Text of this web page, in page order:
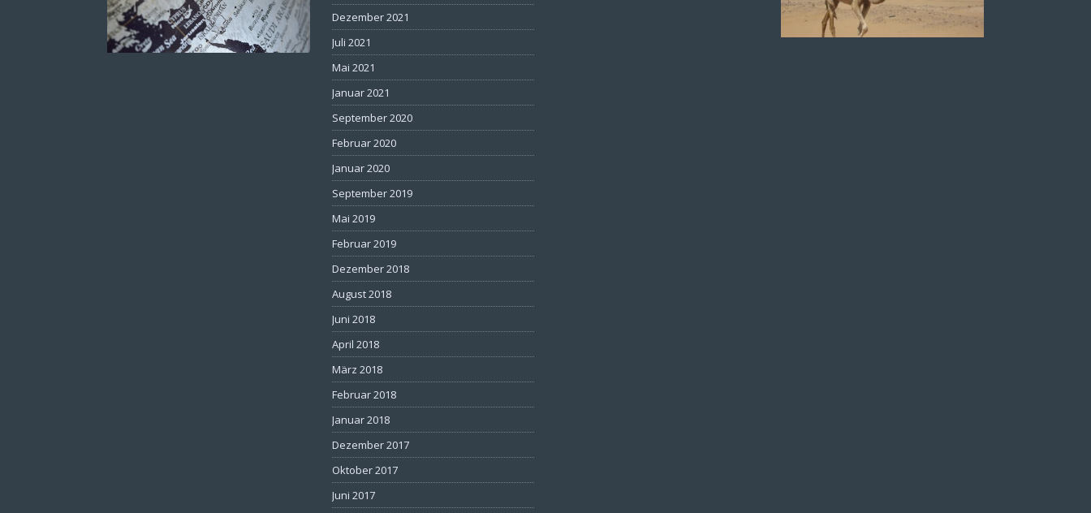
Dezember 2021
Juli 2021
Mai 2021
Januar 2021
September 2020
Februar 2020
Januar 2020
September 2019
Mai 2019
Februar 2019
Dezember 2018
August 2018
Juni 2018
April 2018
März 2018
Februar 2018
Januar 2018
Dezember 2017
Oktober 2017
Juni 2017